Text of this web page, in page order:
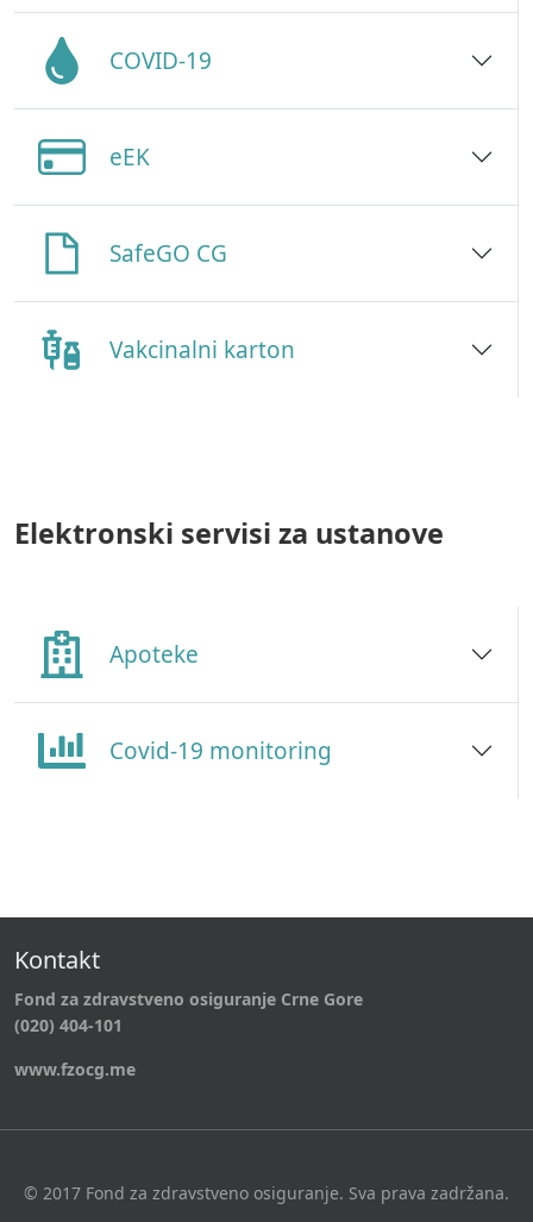
COVID-19
eEK
SafeGO CG
Vakcinalni karton
Elektronski servisi za ustanove
Apoteke
Covid-19 monitoring
Kontakt
Fond za zdravstveno osiguranje Crne Gore
(020) 404-101
www.fzocg.me
© 2017 Fond za zdravstveno osiguranje. Sva prava zadržana.